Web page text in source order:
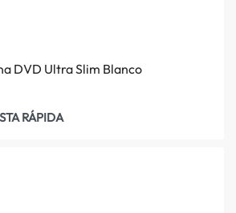
DVD Ultra Slim Blanco
RÁPIDA